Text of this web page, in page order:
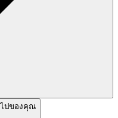
ไปของคุณ